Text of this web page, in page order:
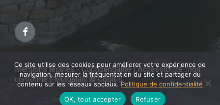
Facebook
Mentions légales - Confidentialité|Accessibilité : non
conforme| Mutualitic © Cogitis
Ce site utilise des cookies pour améliorer votre expérience de
navigation, mesurer la fréquentation du site et partager du
contenu sur les réseaux sociaux.Politique de confidentialité
OK, tout accepter
Refuser